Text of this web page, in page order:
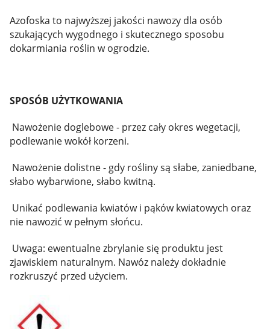
Azofoska to najwyższej jakości nawozy dla osób
szukających wygodnego i skutecznego sposobu
dokarmiania roślin w ogrodzie.
SPOSÓB UŻYTKOWANIA
Nawożenie doglebowe - przez cały okres wegetacji,
podlewanie wokół korzeni.
Nawożenie dolistne - gdy rośliny są słabe, zaniedbane,
słabo wybarwione, słabo kwitną.
Unikać podlewania kwiatów i pąków kwiatowych oraz
nie nawozić w pełnym słońcu.
Uwaga: ewentualne zbrylanie się produktu jest
zjawiskiem naturalnym. Nawóz należy dokładnie
rozkruszyć przed użyciem.